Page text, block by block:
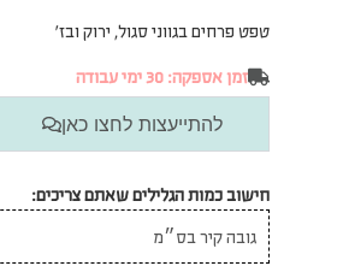
טפט פרחים בגווני סגול, ירוק ובז׳
זמן אספקה: 30 ימי עבודה
להתייעצות לחצו כאן
חישוב כמות הגלילים שאתם צריכים: